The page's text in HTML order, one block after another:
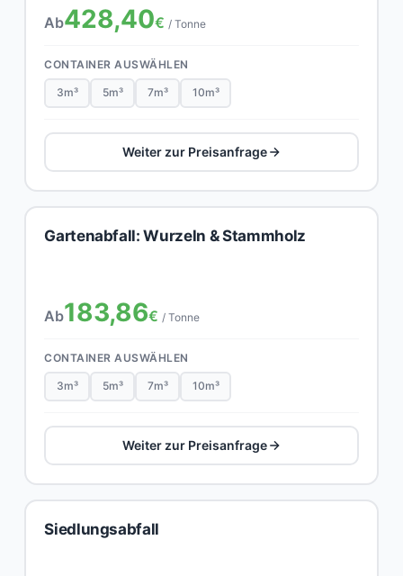
Ab428,40€ / Tonne
CONTAINER AUSWÄHLEN
3m³ 5m³ 7m³ 10m³
Weiter zur Preisanfrage
Gartenabfall: Wurzeln & Stammholz
Ab183,86€ / Tonne
CONTAINER AUSWÄHLEN
3m³ 5m³ 7m³ 10m³
Weiter zur Preisanfrage
Siedlungsabfall